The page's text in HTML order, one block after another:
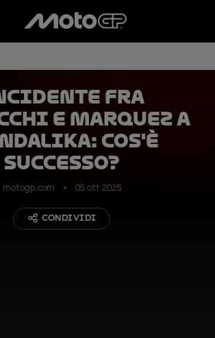
fra
e Marquez a
cos'è
successo?
motogp.com 05 ott 2025
CONDIVIDI